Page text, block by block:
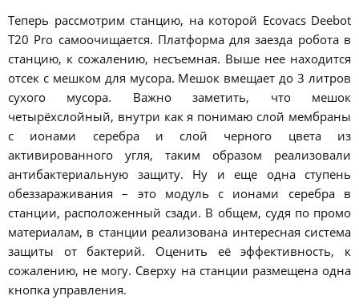
Теперь рассмотрим станцию, на которой Ecovacs Deebot
T20 Pro самоочищается. Платформа для заезда робота в
станцию, к сожалению, несъемная. Выше нее находится
отсек с мешком для мусора. Мешок вмещает до 3 литров
сухого мусора. Важно заметить, что мешок
четырёхслойный, внутри как я понимаю слой мембраны
с ионами серебра и слой черного цвета из
активированного угля, таким образом реализовали
антибактериальную защиту. Ну и еще одна ступень
обеззараживания – это модуль с ионами серебра в
станции, расположенный сзади. В общем, судя по промо
материалам, в станции реализована интересная система
защиты от бактерий. Оценить её эффективность, к
сожалению, не могу. Сверху на станции размещена одна
кнопка управления.